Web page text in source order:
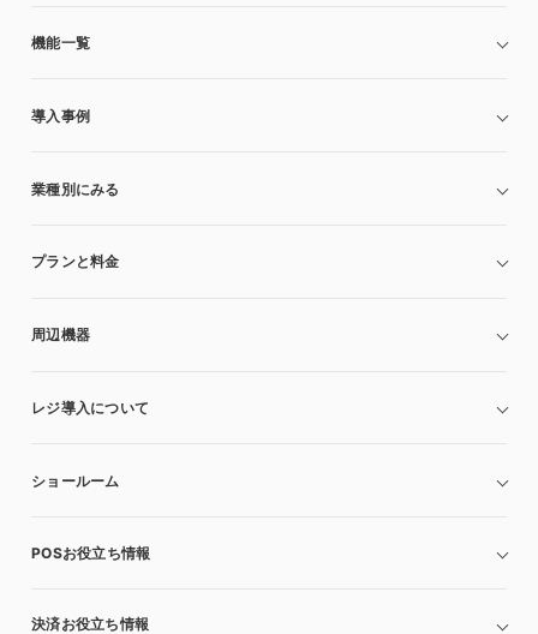
機能一覧
導入事例
業種別にみる
プランと料金
周辺機器
レジ導入について
ショールーム
POSお役立ち情報
決済お役立ち情報